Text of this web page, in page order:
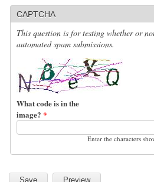
CAPTCHA
This question is for testing whether or
automated spam submissions.
What code is in the
image? *
Enter the characters